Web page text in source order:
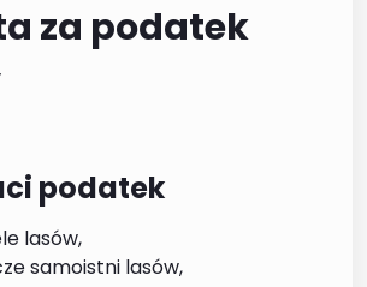
za podatek
podatek
lasów,
samoistni lasów,